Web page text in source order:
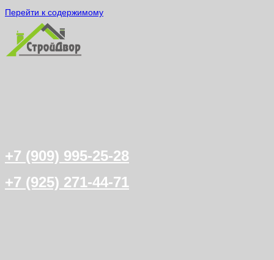
Перейти к содержимому
+7 (909) 995-25-28
+7 (925) 271-44-71